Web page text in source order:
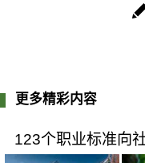
更多精彩内容
123个职业标准向